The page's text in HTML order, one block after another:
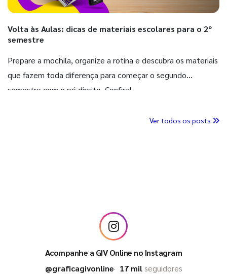
Volta às Aulas: dicas de materiais escolares para o 2º
semestre
Prepare a mochila, organize a rotina e descubra os materiais
que fazem toda diferença para começar o segundo
semestre com o pé direito. Confira!
Ver todos os posts
Acompanhe a GIV Online no Instagram
@graficagivonline
17 milseguidores